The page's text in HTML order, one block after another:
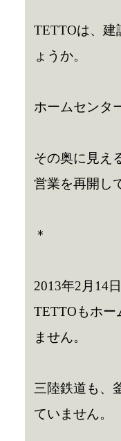
TETTOは、建
ょうか。
ホームセンタ
その奥に見え
営業を再開し
＊
2013年2月14
TETTOもホー
ません。
三陸鉄道も、
ていません。